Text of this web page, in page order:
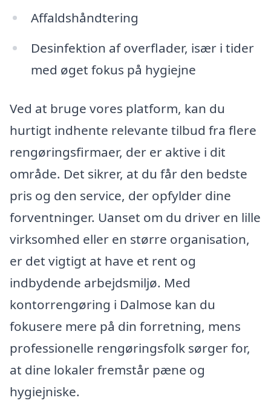
Affaldshåndtering
Desinfektion af overflader, især i tider
med øget fokus på hygiejne
Ved at bruge vores platform, kan du
hurtigt indhente relevante tilbud fra flere
rengøringsfirmaer, der er aktive i dit
område. Det sikrer, at du får den bedste
pris og den service, der opfylder dine
forventninger. Uanset om du driver en lille
virksomhed eller en større organisation,
er det vigtigt at have et rent og
indbydende arbejdsmiljø. Med
kontorrengøring i Dalmose kan du
fokusere mere på din forretning, mens
professionelle rengøringsfolk sørger for,
at dine lokaler fremstår pæne og
hygiejniske.